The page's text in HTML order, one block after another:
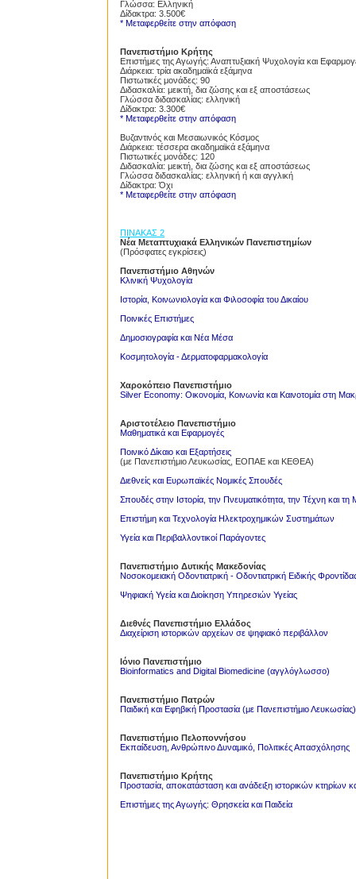
Γλώσσα: Ελληνική
Δίδακτρα: 3.500€
* Μεταφερθείτε στην απόφαση
Πανεπιστήμιο Κρήτης
Επιστήμες της Αγωγής: Αναπτυξιακή Ψυχολογία και
Διάρκεια: τρία ακαδημαϊκά εξάμηνα
Πιστωτικές μονάδες: 90
Διδασκαλία: μεικτή, δια ζώσης και εξ αποστάσεως
Γλώσσα διδασκαλίας: ελληνική
Δίδακτρα: 3.300€
* Μεταφερθείτε στην απόφαση
Βυζαντινός και Μεσαιωνικός Κόσμος
Διάρκεια: τέσσερα ακαδημαϊκά εξάμηνα
Πιστωτικές μονάδες: 120
Διδασκαλία: μεικτή, δια ζώσης και εξ αποστάσεως
Γλώσσα διδασκαλίας: ελληνική ή και αγγλική
Δίδακτρα: Όχι
* Μεταφερθείτε στην απόφαση
ΠΙΝΑΚΑΣ 2
Νέα Μεταπτυχιακά Ελληνικών Πανεπιστημίων
(Πρόσφατες εγκρίσεις)
Πανεπιστήμιο Αθηνών
Κλινική Ψυχολογία
Ιστορία, Κοινωνιολογία και Φιλοσοφία του Δικαίου
Ποινικές Επιστήμες
Δημοσιογραφία και Νέα Μέσα
Κοσμητολογία - Δερματοφαρμακολογία
Χαροκόπειο Πανεπιστήμιο
Silver Economy: Οικονομία, Κοινωνία και Καινοτομία στη
Αριστοτέλειο Πανεπιστήμιο
Μαθηματικά και Εφαρμογές
Ποινικό Δίκαιο και Εξαρτήσεις
(με Πανεπιστήμιο Λευκωσίας, ΕΟΠΑΕ και ΚΕΘΕΑ)
Διεθνείς και Ευρωπαϊκές Νομικές Σπουδές
Σπουδές στην Ιστορία, την Πνευματικότητα, την Τέχνη και
Επιστήμη και Τεχνολογία Ηλεκτροχημικών Συστημάτων
Υγεία και Περιβαλλοντικοί Παράγοντες
Πανεπιστήμιο Δυτικής Μακεδονίας
Νοσοκομειακή Οδοντιατρική - Oδοντιατρική Ειδικής
Ψηφιακή Υγεία και Διοίκηση Υπηρεσιών Υγείας
Διεθνές Πανεπιστήμιο Ελλάδος
Διαχείριση ιστορικών αρχείων σε ψηφιακό περιβάλλον
Ιόνιο Πανεπιστήμιο
Bioinformatics and Digital Biomedicine (αγγλόγλωσσο)
Πανεπιστήμιο Πατρών
Παιδική και Εφηβική Προστασία (με Πανεπιστήμιο Λευκωσίας)
Πανεπιστήμιο Πελοποννήσου
Εκπαίδευση, Ανθρώπινο Δυναμικό, Πολιτικές Απασχόλησης
Πανεπιστήμιο Κρήτης
Προστασία, αποκατάσταση και ανάδειξη ιστορικών κτηρίων
Επιστήμες της Αγωγής: Θρησκεία και Παιδεία